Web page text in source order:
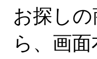
お探し
ら、画